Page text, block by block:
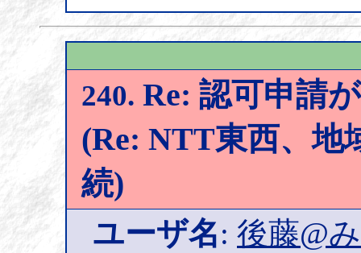
240. Re: 認可申請
(Re: NTT東西、地
続)
ユーザ名: 後藤@